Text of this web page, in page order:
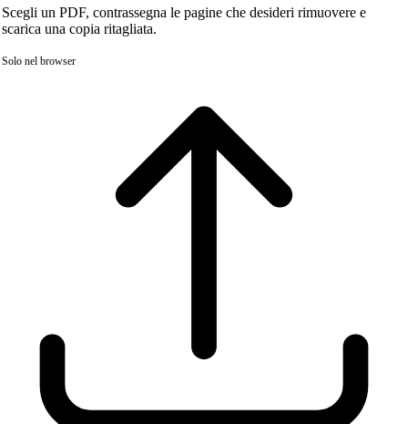
Scegli un PDF, contrassegna le pagine che desideri rimuovere e
scarica una copia ritagliata.
Solo nel browser